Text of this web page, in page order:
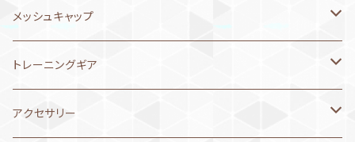
6月11日～20日
6月1日～10日
5月21日～31日
2025年12月
2025年11月
2025年10月
メンズ水着
ボーイズ水着
キャップ
原画
アウター（ジャケット、スウェット）
メンズ 承認水着
MIZUNO ミズノ
arena アリーナ
ボーイズ 承認水着
MIZUNO ミズノ
レディス 承認水着
メッシュキャップ
NEW LEVELオリジナル
MIZUNO ミズノ
トレーニングギア
パドル
アクセサリー